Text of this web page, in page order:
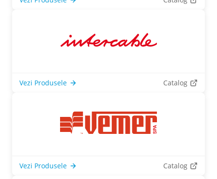
Vezi Produsele Catalog
Vezi Produsele Catalog